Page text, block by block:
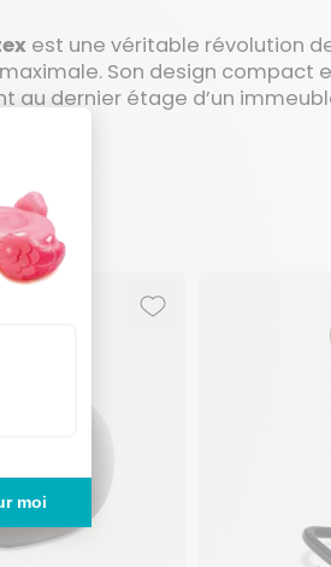
est une véritable révolution
Son design compact
au dernier étage d’un
Ajouter aux favoris
Supprimer des